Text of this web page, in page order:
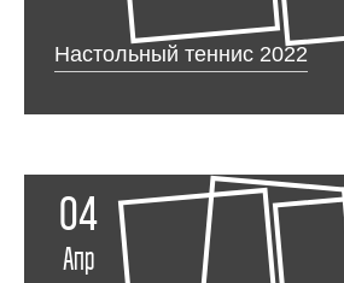
Настольный теннис 2022
04
Апр